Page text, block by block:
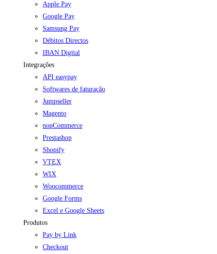
Apple Pay
Google Pay
Samsung Pay
Débitos Directos
IBAN Digital
Integrações
API easypay
Softwares de faturação
Jumpseller
Magento
nopCommerce
Prestashop
Shopify
VTEX
WIX
Woocommerce
Google Forms
Excel e Google Sheets
Produtos
Pay by Link
Checkout